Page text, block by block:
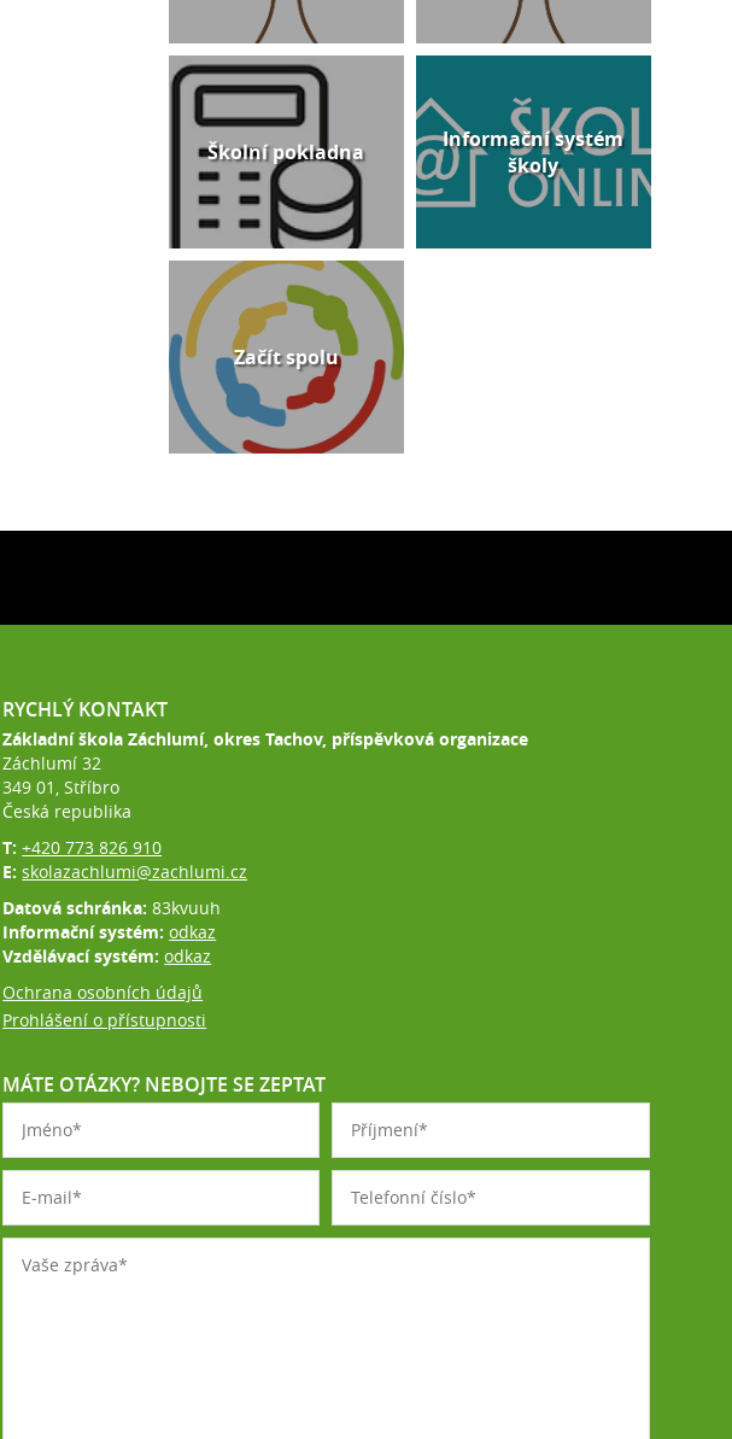
Školní pokladna
Informační systém
školy
Začít spolu
RYCHLÝ KONTAKT
Základní škola Záchlumí, okres Tachov, příspěvková organizace
Záchlumí 32
349 01, Stříbro
Česká republika
T:+420 773 826 910
E:skolazachlumi@zachlumi.cz
Datová schránka:83kvuuh
Informační systém:odkaz
Vzdělávací systém:odkaz
Ochrana osobních údajů
Prohlášení o přístupnosti
MÁTE OTÁZKY? NEBOJTE SE ZEPTAT